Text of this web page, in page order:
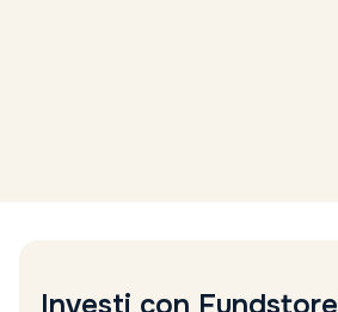
Investi con Fundstore